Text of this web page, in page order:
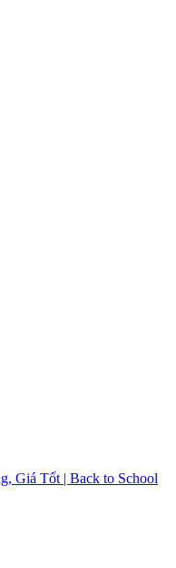
Giá Tốt | Back to School